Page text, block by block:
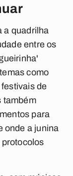
a quadrilha
entre os
como
de
também
para
onde a junina